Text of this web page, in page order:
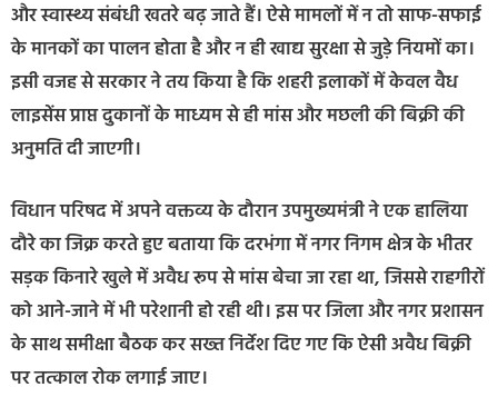
और स्वास्थ्य संबंधी खतरे बढ़ जाते हैं। ऐसे मामलों में न तो साफ-सफाई
के मानकों का पालन होता है और न ही खाद्य सुरक्षा से जुड़े नियमों का।
इसी वजह से सरकार ने तय किया है कि शहरी इलाकों में केवल वैध
लाइसेंस प्राप्त दुकानों के माध्यम से ही मांस और मछली की बिक्री की
अनुमति दी जाएगी।
विधान परिषद में अपने वक्तव्य के दौरान उपमुख्यमंत्री ने एक हालिया
दौरे का जिक्र करते हुए बताया कि दरभंगा में नगर निगम क्षेत्र के भीतर
सड़क किनारे खुले में अवैध रूप से मांस बेचा जा रहा था, जिससे राहगीरों
को आने-जाने में भी परेशानी हो रही थी। इस पर जिला और नगर प्रशासन
के साथ समीक्षा बैठक कर सख्त निर्देश दिए गए कि ऐसी अवैध बिक्री
पर तत्काल रोक लगाई जाए।